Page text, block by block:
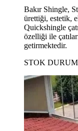
Bakır Shingle,
ürettiği, estetik,
Quickshingle
özelliği ile
getirmektedir.
STOK